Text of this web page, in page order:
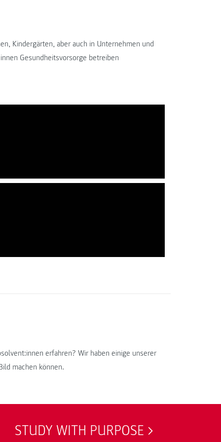
Kindergärten, aber auch in Unternehmen und
Gesundheitsvorsorge betreiben
erfahren? Wir haben einige unserer
machen können.
STUDY WITH PURPOSE